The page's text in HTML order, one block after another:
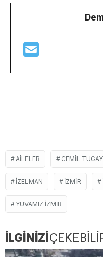
AILELER CEMIL TUGAY
IZELMAN İZMIR
YUVAMIZ IZMIR
İLGİNİZİ